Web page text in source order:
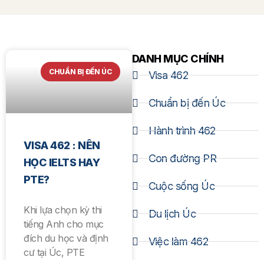
CHUẨN BỊ ĐẾN ÚC
VISA 462 : NÊN
HỌC IELTS HAY
PTE?
Khi lựa chọn kỳ thi
tiếng Anh cho mục
đích du học và định
cư tại Úc, PTE
DANH MỤC CHÍNH
Visa 462
Chuẩn bị đến Úc
Hành trình 462
Con đường PR
Cuộc sống Úc
Du lịch Úc
Việc làm 462